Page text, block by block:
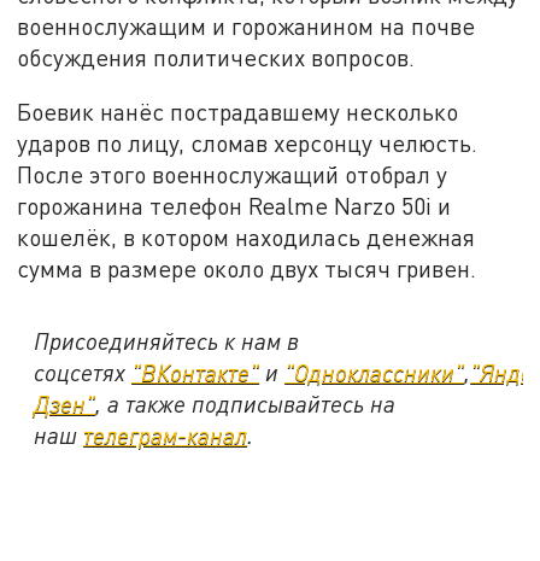
военнослужащим и горожанином на почве
обсуждения политических вопросов.
Боевик нанёс пострадавшему несколько
ударов по лицу, сломав херсонцу челюсть.
После этого военнослужащий отобрал у
горожанина телефон Realme Narzo 50i и
кошелёк, в котором находилась денежная
сумма в размере около двух тысяч гривен.
Присоединяйтесь к нам в
соцсетях "ВКонтакте" и "Одноклассники",
Дзен", а также подписывайтесь на
наш телеграм-канал.